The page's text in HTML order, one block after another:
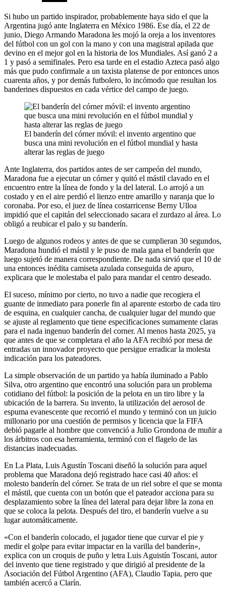
Si hubo un partido inspirador, probablemente haya sido el que la
Argentina jugó ante Inglaterra en México 1986. Ese día, el 22 de
junio, Diego Armando Maradona les mojó la oreja a los inventores
del fútbol con un gol con la mano y con una magistral apilada que
devino en el mejor gol en la historia de los Mundiales. Así ganó 2 a
1 y pasó a semifinales. Pero esa tarde en el estadio Azteca pasó algo
más que pudo confirmale a un taxista platense de por entonces unos
cuarenta años, y por demás futbolero, lo incómodo que resultan los
banderines dispuestos en cada vértice del campo de juego.
El banderín del córner móvil: el invento argentino que
busca una mini revolución en el fútbol mundial y hasta
alterar las reglas de juego
Ante Inglaterra, dos partidos antes de ser campeón del mundo,
Maradona fue a ejecutar un córner y quitó el mástil clavado en el
encuentro entre la línea de fondo y la del lateral. Lo arrojó a un
costado y en el aire perdió el lienzo entre amarillo y naranja que lo
coronaba. Por eso, el juez de línea costarricense Berny Ulloa
impidió que el capitán del seleccionado sacara el zurdazo al área. Lo
obligó a reubicar el palo y su banderín.
Luego de algunos rodeos y antes de que se cumplieran 30 segundos,
Maradona hundió el mástil y le puso de mala gana el banderín que
luego sujetó de manera correspondiente. De nada sirvió que el 10 de
una entonces inédita camiseta azulada conseguida de apuro,
explicara que le molestaba el palo para mandar el centro deseado.
El suceso, mínimo por cierto, no tuvo a nadie que recogiera el
guante de inmediato para ponerle fin al aparente estorbo de cada tiro
de esquina, en cualquier cancha, de cualquier lugar del mundo que
se ajuste al reglamento que tiene especificaciones sumamente claras
para el nada ingenuo banderín del corner. Al menos hasta 2025, ya
que antes de que se completara el año la AFA recibió por mesa de
entradas un innovador proyecto que persigue erradicar la molesta
indicación para los pateadores.
La simple observación de un partido ya había iluminado a Pablo
Silva, otro argentino que encontró una solución para un problema
cotidiano del fútbol: la posición de la pelota en un tiro libre y la
ubicación de la barrera. Su invento, la utilización del aerosol de
espuma evanescente que recorrió el mundo y terminó con un juicio
millonario por una cuestión de permisos y licencia que la FIFA
debió pagarle al hombre que convenció a Julio Grondona de muñir a
los árbitros con esa herramienta, terminó con el flagelo de las
distancias inadecuadas.
En La Plata, Luis Agustín Toscani diseñó la solución para aquel
problema que Maradona dejó registrado hace casi 40 años: el
molesto banderín del córner. Se trata de un riel sobre el que se monta
el mástil, que cuenta con un botón que el pateador acciona para su
desplazamiento sobre la línea del lateral para dejar libre la zona en
que se coloca la pelota. Después del tiro, el banderín vuelve a su
lugar automáticamente.
«Con el banderín colocado, el jugador tiene que curvar el pie y
medir el golpe para evitar impactar en la varilla del banderín»,
explica con un croquis de puño y letra Luis Aguistín Toscani, autor
del invento que tiene registrado y que dirigió al presidente de la
Asociación del Fútbol Argentino (AFA), Claudio Tapia, pero que
también acercó a Clarín.